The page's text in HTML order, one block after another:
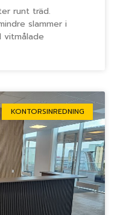
runt träd.
slammer i
KONTORSINREDNING